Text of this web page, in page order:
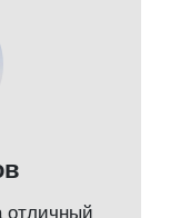
отличный